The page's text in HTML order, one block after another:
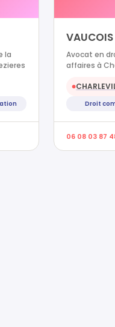
la
Avocat en
affaires à
●
Droit
06 08 03 87